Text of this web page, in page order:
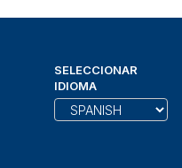
SELECCIONAR
IDIOMA